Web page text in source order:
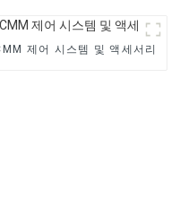
제어 시스템 및 액세서리